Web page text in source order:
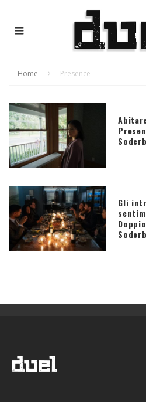
Home Presence
Gli